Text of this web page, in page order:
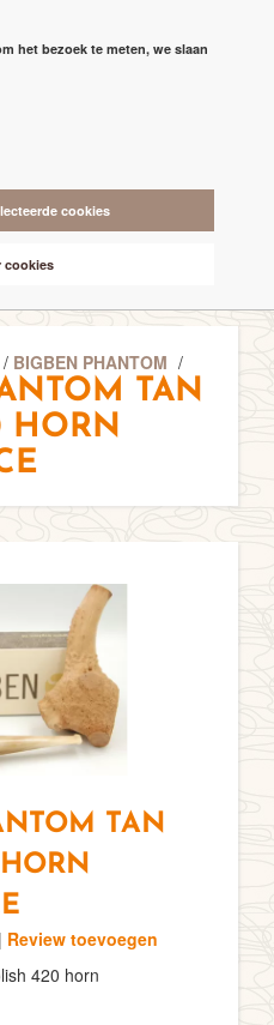
VAN DE 'MAKERS'
& SNEL BETALEN
/ BIGBEN PHANTOM /
TAN
HORN
TAN
Review toevoegen
420 horn
het bezoek te meten, we slaan
cookies
cookies